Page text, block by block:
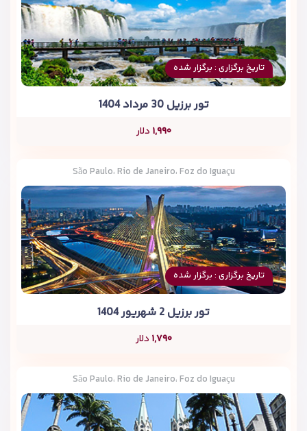
تاریخ برگزاری : برگزار شده
تور برزیل 30 مرداد 1404
۱,۹۹۰ دلار
São Paulo، Rio de Janeiro، Foz do Iguaçu
تاریخ برگزاری : برگزار شده
تور برزیل 2 شهریور 1404
۱,۷۹۰ دلار
São Paulo، Rio de Janeiro، Foz do Iguaçu